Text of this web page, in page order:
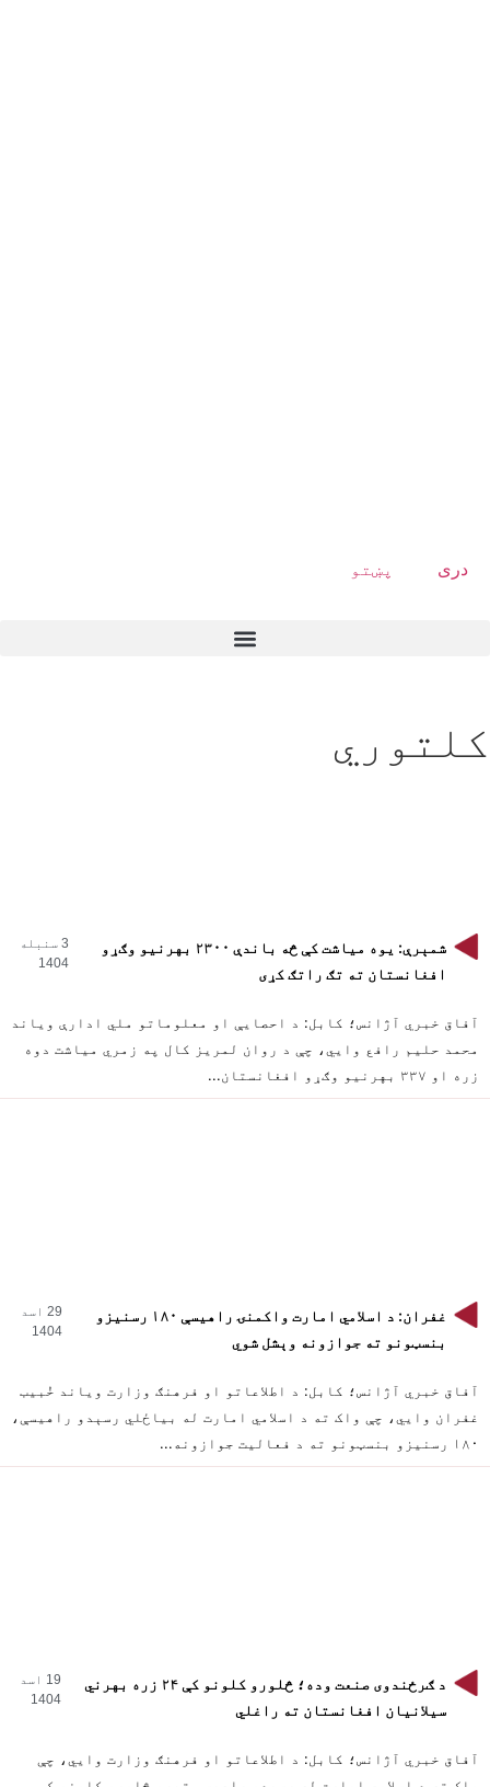
دری پښتو
کلتوري
شمېرې: یوه میاشت کې څه باندې ۲۳۰۰ بهرنیو وګړو
افغانستان ته تګ راتګ کړی
3 سنبله
1404
آفاق خبري آژانس؛ کابل: د احصایې او معلوماتو ملي ادارې ویاند
محمد حلیم رافع وایي، چې د روان لمریز کال په زمري میاشت دوه
زره او ۳۳۷ بهرنیو وګړو افغانستان...
غفران: د اسلامي امارت واکمنۍ راهیسې ۱۸۰ رسنیزو
بنسټونو ته جوازونه وېشل شوي
29 اسد
1404
آفاق خبري آژانس؛ کابل: د اطلاعاتو او فرهنګ وزارت ویاند خُبیب
غفران وایي، چې واک ته د اسلامي امارت له بیاځلي رسېدو راهیسې،
۱۸۰ رسنیزو بنسټونو ته د فعالیت جوازونه...
د ګرځندوی صنعت وده؛ څلورو کلونو کې ۲۴ زره بهرني
سیلانیان افغانستان ته راغلي
19 اسد
1404
آفاق خبري آژانس؛ کابل: د اطلاعاتو او فرهنګ وزارت وایي، چې